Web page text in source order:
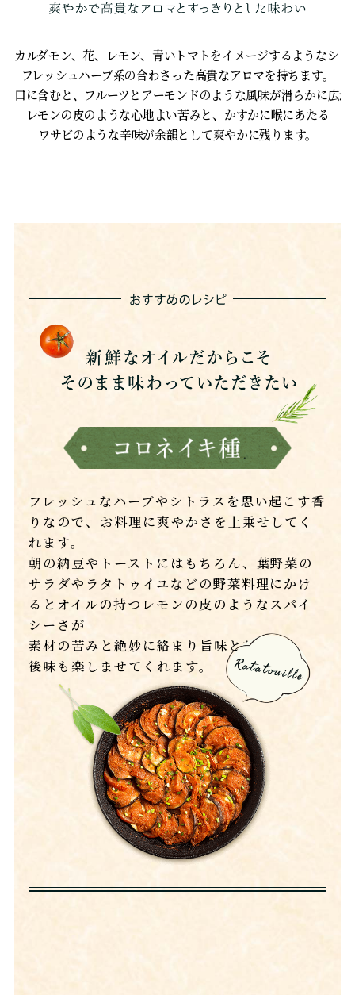
カルダモン、花、レモン、青いトマトをイメージするようなシト
フレッシュハーブ系の合わさった高貴なアロマを持ちます。
口に含むと、フルーツとアーモンドのような風味が滑らかに広が
レモンの皮のような心地よい苦みと、かすかに喉にあたる
ワサビのような辛味が余韻として爽やかに残ります。
フレッシュなハーブやシトラスを思い起こす香
りなので、お料理に爽やかさを上乗せしてく
れます。
朝の納豆やトーストにはもちろん、葉野菜の
サラダやラタトゥイユなどの野菜料理にかけ
るとオイルの持つレモンの皮のようなスパイ
シーさが
素材の苦みと絶妙に絡まり旨味となって
後味も楽しませてくれます。